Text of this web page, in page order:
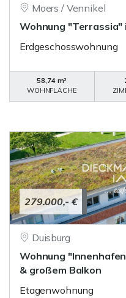
Moers / Vennikel
Wohnung "Terrassia"
Erdgeschosswohnung
58,74 m²
WOHNFLÄCHE
279.000,- €
Duisburg
Wohnung
& großem Balkon
Etagenwohnung